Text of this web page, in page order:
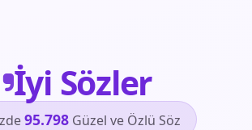
İyi Sözler
95.798Güzel ve Özlü Söz